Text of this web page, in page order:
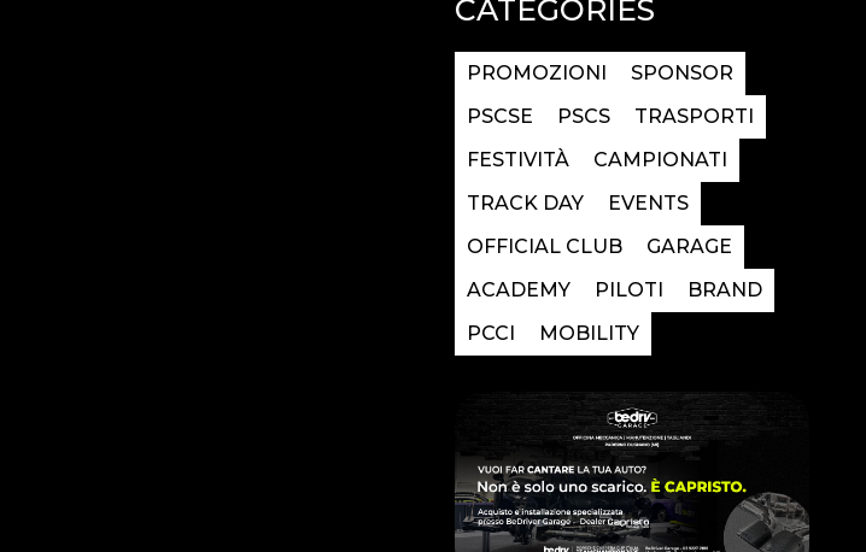
CATEGORIES
PROMOZIONI
SPONSOR
PSCSE
PSCS
TRASPORTI
FESTIVITÀ
CAMPIONATI
TRACK DAY
EVENTS
OFFICIAL CLUB
GARAGE
ACADEMY
PILOTI
BRAND
PCCI
MOBILITY